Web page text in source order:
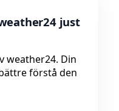
just
weather24. Din
förstå den